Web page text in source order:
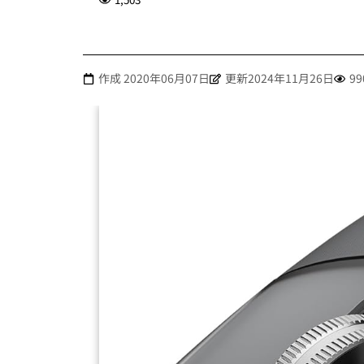
作成2020年06月07日 更新2024年11月26日